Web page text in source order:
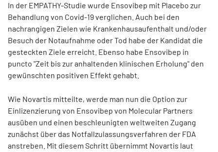
In der EMPATHY-Studie wurde Ensovibep mit Placebo zur
Behandlung von Covid-19 verglichen. Auch bei den
nachrangigen Zielen wie Krankenhausaufenthalt und/oder
Besuch der Notaufnahme oder Tod habe der Kandidat die
gesteckten Ziele erreicht. Ebenso habe Ensovibep in
puncto "Zeit bis zur anhaltenden klinischen Erholung" den
gewünschten positiven Effekt gehabt.
Wie Novartis mitteilte, werde man nun die Option zur
Einlizenzierung von Ensovibep von Molecular Partners
ausüben und einen beschleunigten weltweiten Zugang
zunächst über das Notfallzulassungsverfahren der FDA
anstreben. Mit diesem Schritt übernimmt Novartis laut